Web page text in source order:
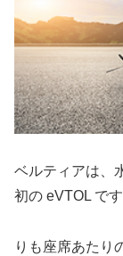
ベルティアは、
初の eVTOL で
りも座席あたり